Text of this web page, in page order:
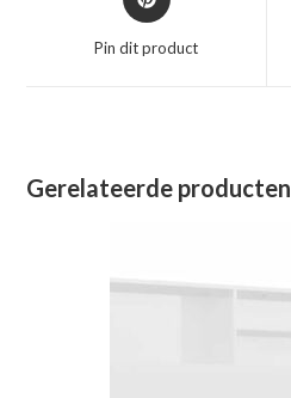
in
nieuw
Pin dit product
Gerelateerde producten